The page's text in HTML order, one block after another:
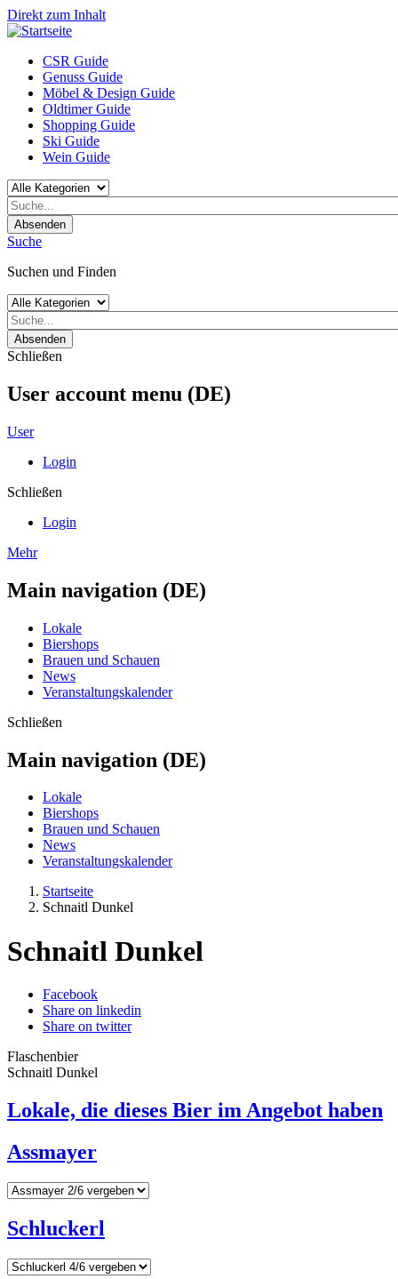
Direkt zum Inhalt
CSR Guide
Genuss Guide
Möbel & Design Guide
Oldtimer Guide
Shopping Guide
Ski Guide
Wein Guide
Absenden
Suche
Suchen und Finden
Absenden
Schließen
User account menu (DE)
User
Login
Schließen
Login
Mehr
Main navigation (DE)
Lokale
Biershops
Brauen und Schauen
News
Veranstaltungskalender
Schließen
Main navigation (DE)
Lokale
Biershops
Brauen und Schauen
News
Veranstaltungskalender
Startseite
Schnaitl Dunkel
Schnaitl Dunkel
Facebook
Share on linkedin
Share on twitter
Flaschenbier
Schnaitl Dunkel
Lokale, die dieses Bier im Angebot haben
Assmayer
Schluckerl